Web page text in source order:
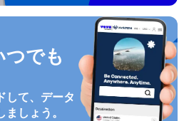
つでも
して、データ
しょう。